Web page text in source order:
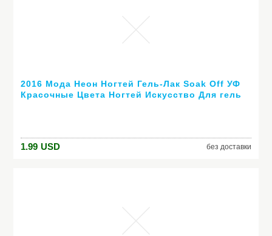
2016 Мода Неон Ногтей Гель-Лак Soak Off УФ
Красочные Цвета Ногтей Искусство Для гель
1.99 USD без доставки